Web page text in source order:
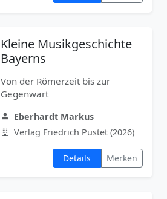
Kleine Musikgeschichte
Bayerns
Von der Römerzeit bis zur
Gegenwart
Eberhardt Markus
Verlag Friedrich Pustet (2026)
Details Merken